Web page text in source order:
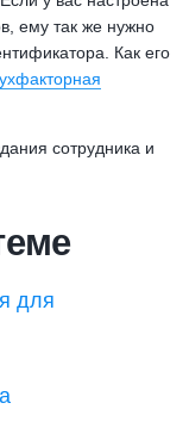
ему так же нужно
Как его
сотрудника и
для